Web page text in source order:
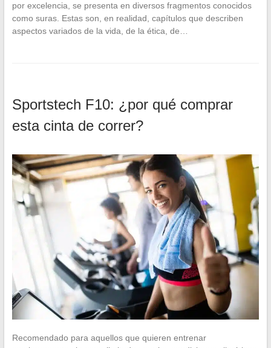
por excelencia, se presenta en diversos fragmentos conocidos
como suras. Estas son, en realidad, capítulos que describen
aspectos variados de la vida, de la ética, de…
Sportstech F10: ¿por qué comprar
esta cinta de correr?
Recomendado para aquellos que quieren entrenar